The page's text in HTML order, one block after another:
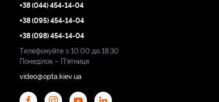
+38 (044) 454-14-04
+38 (095) 454-14-04
+38 (098) 454-14-04
Телефонуйте з 10:00 до 18:30
Понеділок – П'ятниця
video@opta.kiev.ua